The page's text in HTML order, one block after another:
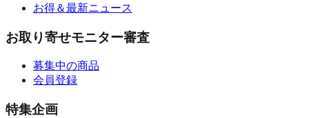
お得＆最新ニュース
お取り寄せモニター審査
募集中の商品
会員登録
特集企画